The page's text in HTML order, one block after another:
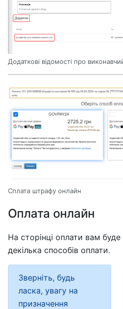
Додаткові відомості про
Сплата штрафу онлайн
Оплата онлайн
На сторінці оплати вам
декілька способів оплати.
Зверніть, будь
ласка, увагу на
призначення